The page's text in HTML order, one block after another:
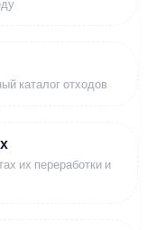
каталог отходов
их переработки и